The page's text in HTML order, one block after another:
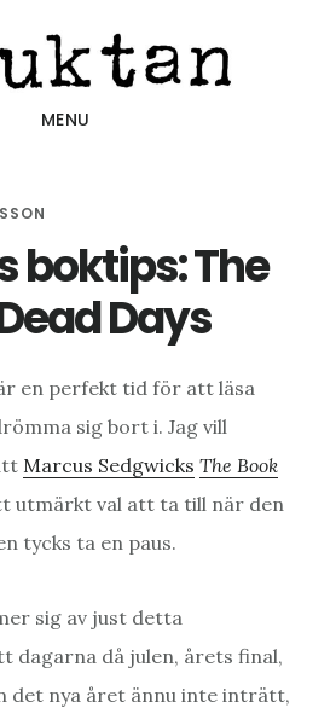
MENU
boktips: The
Days
en perfekt tid för att läsa
sig bort i. Jag vill
Marcus Sedgwicks The Book
utmärkt val att ta till när den
tycks ta en paus.
sig av just detta
dagarna då julen, årets final,
det nya året ännu inte inträtt,